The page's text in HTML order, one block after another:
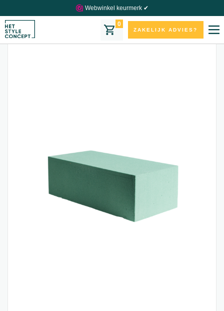
Webwinkel keurmerk ✔
0
ZAKELIJK ADVIES?